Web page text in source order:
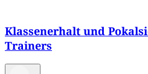
Klassenerhalt und
Trainers